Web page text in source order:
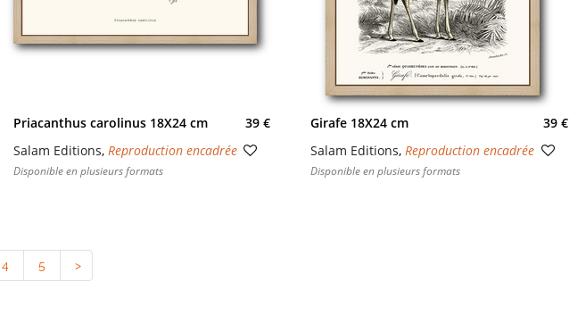
Priacanthus carolinus 18X24 cm
39 €
Salam Editions, Reproduction encadrée
Disponible en plusieurs formats
Girafe 18X24 cm
39 €
Salam Editions,Reproduction encadrée
Disponible en plusieurs formats
4 5 >